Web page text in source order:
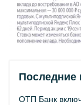
Последние
ОТП Банк